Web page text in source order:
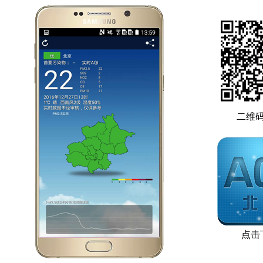
二维
点击